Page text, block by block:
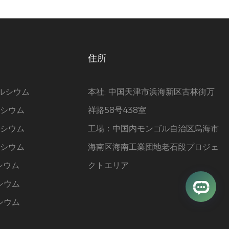
シウム
ウム
ウム
ウム
ム
ウム
ウム
住所
本社: 中国天津市浜海新区古林街万
祥路58号438室
工場：中国内モンゴル自治区烏海市
海南区海南工業団地老石段プロジェ
クトエリア